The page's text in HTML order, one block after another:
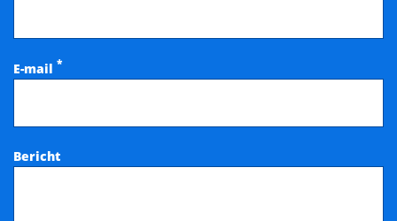
E-mail *
Bericht